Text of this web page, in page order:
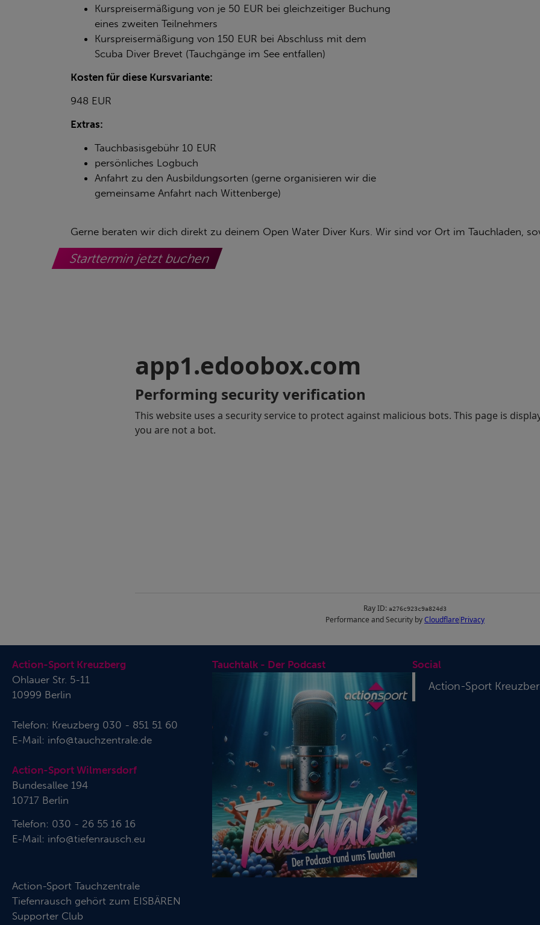
Kurspreisermäßigung von je 50 EUR bei gleichzeitiger Buchung
eines zweiten Teilnehmers
Kurspreisermäßigung von 150 EUR bei Abschluss mit dem
Scuba Diver Brevet (Tauchgänge im See entfallen)
Kosten für diese Kursvariante:
948 EUR
Extras:
Tauchbasisgebühr 10 EUR
persönliches Logbuch
Anfahrt zu den Ausbildungsorten (gerne organisieren wir die
gemeinsame Anfahrt nach Wittenberge)
Gerne beraten wir dich direkt zu deinem Open Water Diver Kurs. Wir sind vor Ort im Tauchladen,
Starttermin jetzt buchen
Action-Sport Kreuzberg
Ohlauer Str. 5-11
10999 Berlin
Telefon: Kreuzberg 030 - 851 51 60
E-Mail: info@tauchzentrale.de
Action-Sport Wilmersdorf
Bundesallee 194
10717 Berlin
Telefon: 030 - 26 55 16 16
E-Mail: info@tiefenrausch.eu
Action-Sport Tauchzentrale
Tiefenrausch gehört zum EISBÄREN
Supporter Club
Tauchtalk - Der Podcast Social
Action-Sport